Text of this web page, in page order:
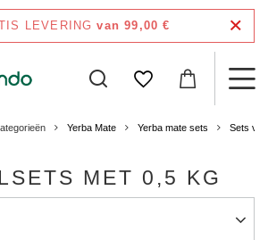
LEVERING van 99,00 €
Yerba Mate Yerba mate sets Sets
MET 0,5 KG